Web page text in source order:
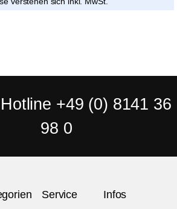
+49 (0) 8141 36
98 0
Service Infos